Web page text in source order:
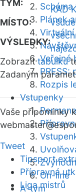
Plánek
Veřejné
PRESS:
Rozpis
Vstupenky
On-line
A-tým
TÝM:
KAD
MÍSTO:
všude
VÝSLEDKY:
Zobrazittabulku
Zadaným
Vaše připomínky
webmaster
Tweet
Tipsport
Přípravná
Liga mistrů